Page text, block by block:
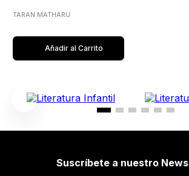
TARAN MATHARU
Añadir al Carrito
Suscríbete a nuestro